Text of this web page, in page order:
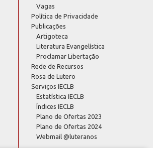
Vagas
Política de Privacidade
Publicações
Artigoteca
Literatura Evangelística
Proclamar Libertação
Rede de Recursos
Rosa de Lutero
Serviços IECLB
Estatística IECLB
Índices IECLB
Plano de Ofertas 2023
Plano de Ofertas 2024
Webmail @luteranos